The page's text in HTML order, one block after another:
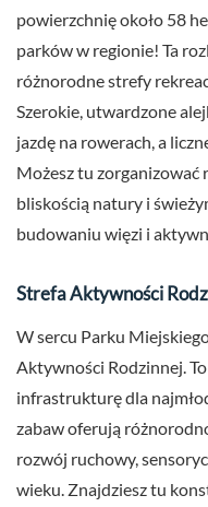
powierzchnię około 58
parków w regionie! Ta
różnorodne strefy
Szerokie, utwardzone
jazdę na rowerach, a
Możesz tu zorganizować
bliskością natury i
budowaniu więzi i
Strefa Aktywności
W sercu Parku
Aktywności Rodzinnej.
infrastrukturę dla
zabaw oferują
rozwój ruchowy,
wieku. Znajdziesz tu